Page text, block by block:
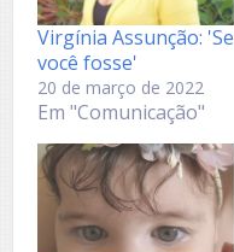
Virgínia Assunção: 'Se
você fosse'
20 de março de 2022
Em "Comunicação"